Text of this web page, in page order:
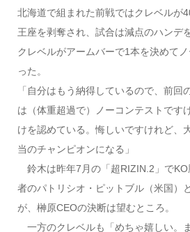
北海道で組まれた前戦ではクレベルが
王座を剥奪され、試合は減点のハンデ
クレベルがアームバーで1本を決めて
った。
「自分はもう納得しているので、前回
は（体重超過で）ノーコンテストです
けを認めている。悔しいですけれど、
当のチャンピオンになる」
鈴木は昨年7月の「超RIZIN.2」でKO
者のパトリシオ・ピットブル（米国）
が、榊原CEOの決断は望むところ。
一方のクレベルも「めちゃ嬉しい。